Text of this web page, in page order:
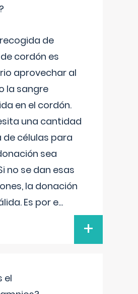
de
cordón es
aprovechar al
la sangre
en el cordón.
una cantidad
de células para
sea
no se dan esas
la donación
Es por e...
+
el